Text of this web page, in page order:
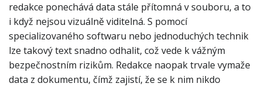
redakce ponechává data stále přítomná v souboru, a to
i když nejsou vizuálně viditelná. S pomocí
specializovaného softwaru nebo jednoduchých technik
lze takový text snadno odhalit, což vede k vážným
bezpečnostním rizikům. Redakce naopak trvale vymaže
data z dokumentu, čímž zajistí, že se k nim nikdo